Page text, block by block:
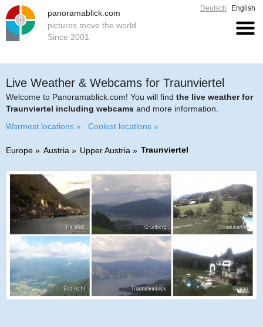
panoramablick.com
pictures move the world
Since 2001
Deutsch English
Live Weather & Webcams for Traunviertel
Welcome to Panoramablick.com! You will find the live weather for
Traunviertel including webcams and more information.
Warmest locations »
Coolest locations »
Europe Austria Upper Austria Traunviertel